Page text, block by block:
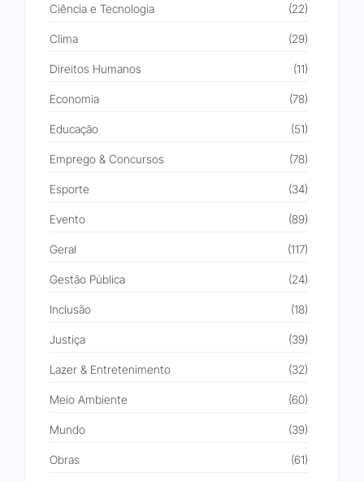
Ciência e Tecnologia (22)
Clima (29)
Direitos Humanos (11)
Economia (78)
Educação (51)
Emprego & Concursos (78)
Esporte (34)
Evento (89)
Geral (117)
Gestão Pública (24)
Inclusão (18)
Justiça (39)
Lazer & Entretenimento (32)
Meio Ambiente (60)
Mundo (39)
Obras (61)